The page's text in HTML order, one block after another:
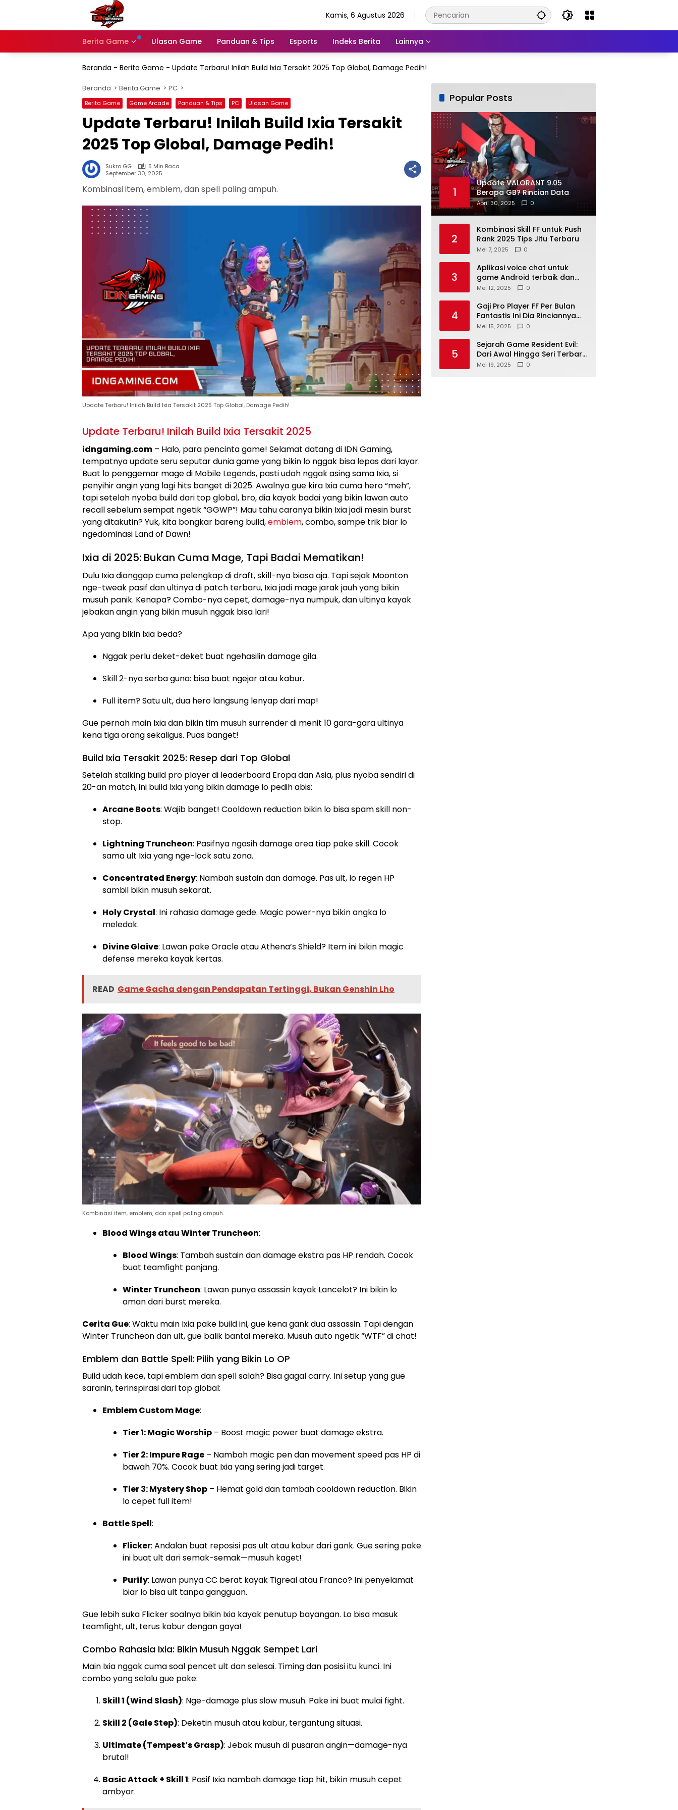
Kamis, 6 Agustus 2026
Berita Game Ulasan Game Panduan & Tips Esports Indeks Berita Lainnya
Beranda - Berita Game - Update Terbaru! Inilah Build Ixia Tersakit 2025 Top Global, Damage Pedih!
Beranda Berita Game PC
Berita Game Game Arcade Panduan & Tips PC Ulasan Game
Update Terbaru! Inilah Build Ixia Tersakit
2025 Top Global, Damage Pedih!
Sukro GG
5 Min Baca
September 30, 2025
Kombinasi item, emblem, dan spell paling ampuh.
Update Terbaru! Inilah Build Ixia Tersakit 2025 Top Global, Damage Pedih!
Update Terbaru! Inilah Build Ixia Tersakit 2025
idngaming.com – Halo, para pencinta game! Selamat datang di IDN Gaming,
tempatnya update seru seputar dunia game yang bikin lo nggak bisa lepas dari layar.
Buat lo penggemar mage di Mobile Legends, pasti udah nggak asing sama Ixia, si
penyihir angin yang lagi hits banget di 2025. Awalnya gue kira Ixia cuma hero “meh”,
tapi setelah nyoba build dari top global, bro, dia kayak badai yang bikin lawan auto
recall sebelum sempat ngetik “GGWP”! Mau tahu caranya bikin Ixia jadi mesin burst
yang ditakutin? Yuk, kita bongkar bareng build,emblem, combo, sampe trik biar lo
ngedominasi Land of Dawn!
Ixia di 2025: Bukan Cuma Mage, Tapi Badai Mematikan!
Dulu Ixia dianggap cuma pelengkap di draft, skill-nya biasa aja. Tapi sejak Moonton
nge-tweak pasif dan ultinya di patch terbaru, Ixia jadi mage jarak jauh yang bikin
musuh panik. Kenapa? Combo-nya cepet, damage-nya numpuk, dan ultinya kayak
jebakan angin yang bikin musuh nggak bisa lari!
Apa yang bikin Ixia beda?
Nggak perlu deket-deket buat ngehasilin damage gila.
Skill 2-nya serba guna: bisa buat ngejar atau kabur.
Full item? Satu ult, dua hero langsung lenyap dari map!
Gue pernah main Ixia dan bikin tim musuh surrender di menit 10 gara-gara ultinya
kena tiga orang sekaligus. Puas banget!
Build Ixia Tersakit 2025: Resep dari Top Global
Setelah stalking build pro player di leaderboard Eropa dan Asia, plus nyoba sendiri di
20-an match, ini build Ixia yang bikin damage lo pedih abis:
Arcane Boots: Wajib banget! Cooldown reduction bikin lo bisa spam skill non-
stop.
Lightning Truncheon: Pasifnya ngasih damage area tiap pake skill. Cocok
sama ult Ixia yang nge-lock satu zona.
Concentrated Energy: Nambah sustain dan damage. Pas ult, lo regen HP
sambil bikin musuh sekarat.
Holy Crystal: Ini rahasia damage gede. Magic power-nya bikin angka lo
meledak.
Divine Glaive: Lawan pake Oracle atau Athena’s Shield? Item ini bikin magic
defense mereka kayak kertas.
READ Game Gacha dengan Pendapatan Tertinggi, Bukan Genshin Lho
Kombinasi item, emblem, dan spell paling ampuh.
Blood Wings atau Winter Truncheon:
Blood Wings: Tambah sustain dan damage ekstra pas HP rendah. Cocok
buat teamfight panjang.
Winter Truncheon: Lawan punya assassin kayak Lancelot? Ini bikin lo
aman dari burst mereka.
Cerita Gue: Waktu main Ixia pake build ini, gue kena gank dua assassin. Tapi dengan
Winter Truncheon dan ult, gue balik bantai mereka. Musuh auto ngetik “WTF” di chat!
Emblem dan Battle Spell: Pilih yang Bikin Lo OP
Build udah kece, tapi emblem dan spell salah? Bisa gagal carry. Ini setup yang gue
saranin, terinspirasi dari top global:
Emblem Custom Mage:
Tier 1: Magic Worship – Boost magic power buat damage ekstra.
Tier 2: Impure Rage – Nambah magic pen dan movement speed pas HP di
bawah 70%. Cocok buat Ixia yang sering jadi target.
Tier 3: Mystery Shop – Hemat gold dan tambah cooldown reduction. Bikin
lo cepet full item!
Battle Spell:
Flicker: Andalan buat reposisi pas ult atau kabur dari gank. Gue sering pake
ini buat ult dari semak-semak—musuh kaget!
Purify: Lawan punya CC berat kayak Tigreal atau Franco? Ini penyelamat
biar lo bisa ult tanpa gangguan.
Gue lebih suka Flicker soalnya bikin Ixia kayak penutup bayangan. Lo bisa masuk
teamfight, ult, terus kabur dengan gaya!
Combo Rahasia Ixia: Bikin Musuh Nggak Sempet Lari
Main Ixia nggak cuma soal pencet ult dan selesai. Timing dan posisi itu kunci. Ini
combo yang selalu gue pake:
Skill 1 (Wind Slash): Nge-damage plus slow musuh. Pake ini buat mulai fight.
Skill 2 (Gale Step): Deketin musuh atau kabur, tergantung situasi.
Ultimate (Tempest’s Grasp): Jebak musuh di pusaran angin—damage-nya
brutal!
Basic Attack + Skill 1: Pasif Ixia nambah damage tiap hit, bikin musuh cepet
ambyar.
Popular Posts
1
Update VALORANT 9.05
Berapa GB? Rincian Data
April 30, 2025 0
2
Kombinasi Skill FF untuk Push
Rank 2025 Tips Jitu Terbaru
Mei 7, 2025 0
3
Aplikasi voice chat untuk
game Android terbaik dan
paling lancar
Mei 12, 2025 0
4
Gaji Pro Player FF Per Bulan
Fantastis Ini Dia Rinciannya
Kini
Mei 15, 2025 0
5
Sejarah Game Resident Evil:
Dari Awal Hingga Seri Terbaru
Kini
Mei 19, 2025 0